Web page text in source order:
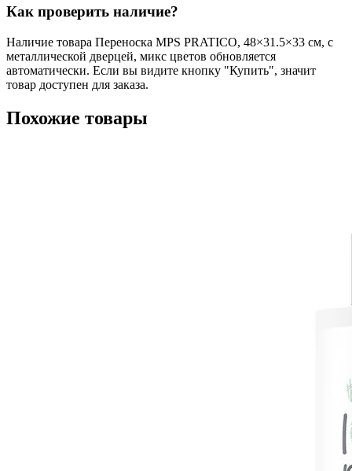
Как проверить наличие?
Наличие товара Переноска MPS PRATICO, 48×31.5×33 см, с
металлической дверцей, микс цветов обновляется
автоматически. Если вы видите кнопку "Купить", значит
товар доступен для заказа.
Похожие товары